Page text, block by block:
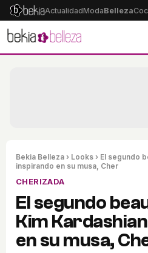
ActualidadModaBelleza
Bekia Belleza › Looks › El segundo
inspirando en su musa, Cher
CHERIZADA
El segundo
Kim
en su musa,